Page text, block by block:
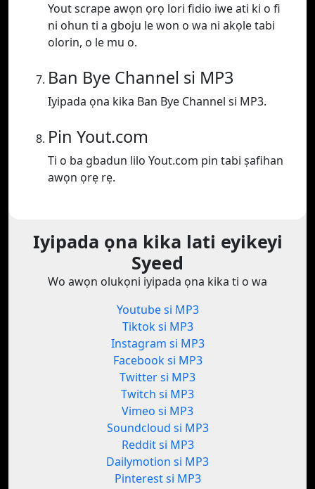
Yout scrape awọn ọrọ lori fidio iwe ati ki o fi
ni ohun ti a gboju le won o wa ni akọle tabi
olorin, o le mu o.
Ban Bye Channel si MP3
Iyipada ọna kika Ban Bye Channel si MP3.
Pin Yout.com
Ti o ba gbadun lilo Yout.com pin tabi ṣafihan
awọn ọrẹ rẹ.
Iyipada ọna kika lati eyikeyi
Syeed
Wo awọn olukọni iyipada ọna kika ti o wa
Youtube si MP3
Tiktok si MP3
Instagram si MP3
Facebook si MP3
Twitter si MP3
Twitch si MP3
Vimeo si MP3
Soundcloud si MP3
Reddit si MP3
Dailymotion si MP3
Pinterest si MP3